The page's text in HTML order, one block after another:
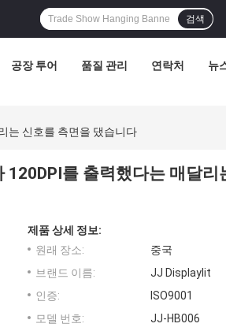
검색
공장 투어 품질 관리 연락처 뉴
는 신호를 측면을 댔습니다
120DPI를 출력했다는 매달
제품 상세 정보:
원래 장소:
중국
브랜드 이름:
JJ Displaylit
인증:
ISO9001
모델 번호:
JJ-HB006